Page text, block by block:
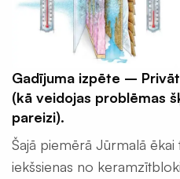
Gadījuma izpēte –
(kā veidojas problēmas
pareizi).
Šajā piemērā Jūrmalā ēkai
iekšsienas no
Celtniecības
lentas
pieslēgumu
lentas
Logu
montāžas
lentas